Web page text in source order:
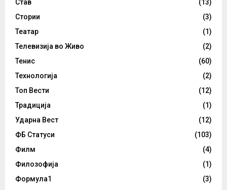
Став
(13)
Стории
(3)
Театар
(1)
Телевизија во Живо
(2)
Тенис
(60)
Технологија
(2)
Топ Вести
(12)
Традиција
(1)
Ударна Вест
(12)
ФБ Статуси
(103)
Филм
(4)
Филозофија
(1)
Формула1
(3)